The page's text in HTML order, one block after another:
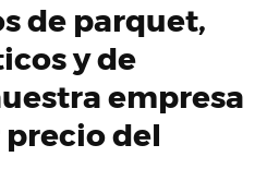
de parquet,
y de
empresa
del